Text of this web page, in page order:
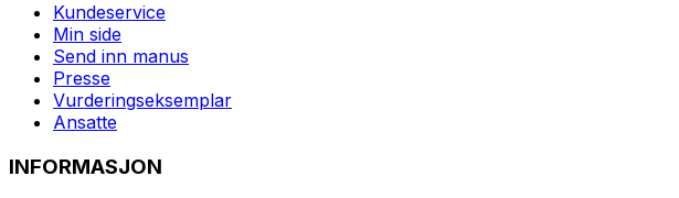
Kundeservice
Min side
Send inn manus
Presse
Vurderingseksemplar
Ansatte
INFORMASJON